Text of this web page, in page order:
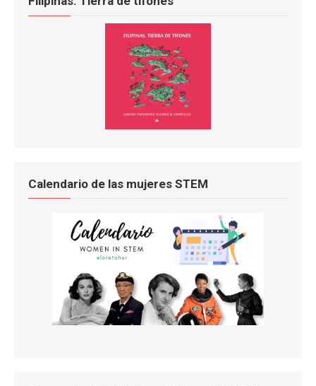
Calendario de las mujeres STEM